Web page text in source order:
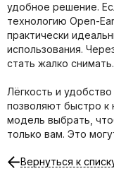
удобное решение.
технологию Open-
практически
использования.
стать жалко снимать.
Лёгкость и
позволяют быстро к
модель выбрать,
только вам. Это
Вернуться к